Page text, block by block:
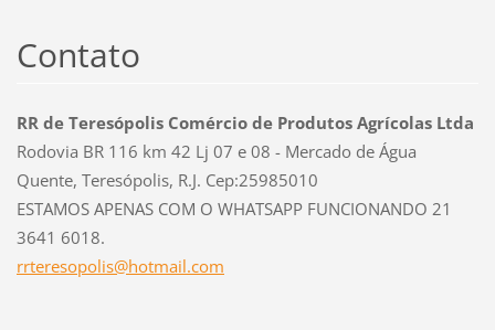
Contato
RR de Teresópolis Comércio de Produtos Agrícolas Ltda
Rodovia BR 116 km 42 Lj 07 e 08 - Mercado de Água
Quente, Teresópolis, R.J. Cep:25985010
ESTAMOS APENAS COM O WHATSAPP FUNCIONANDO 21
3641 6018.
rrteresopolis@hotmail.com